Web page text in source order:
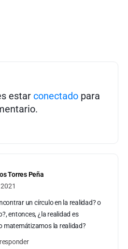
estar conectado para
Torres Peña
un círculo en la realidad? o
entonces, ¿la realidad es
matemátizamos la realidad?